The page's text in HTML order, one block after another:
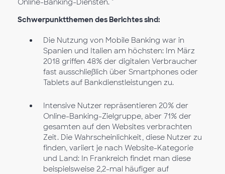
Online-Banking-Diensten. "
Schwerpunktthemen des Berichtes sind:
Die Nutzung von Mobile Banking war in
Spanien und Italien am höchsten: Im März
2018 griffen 48% der digitalen Verbraucher
fast ausschließlich über Smartphones oder
Tablets auf Bankdienstleistungen zu.
Intensive Nutzer repräsentieren 20% der
Online-Banking-Zielgruppe, aber 71% der
gesamten auf den Websites verbrachten
Zeit. Die Wahrscheinlichkeit, diese Nutzer zu
finden, variiert je nach Website-Kategorie
und Land: In Frankreich findet man diese
beispielsweise 2,2-mal häufiger auf